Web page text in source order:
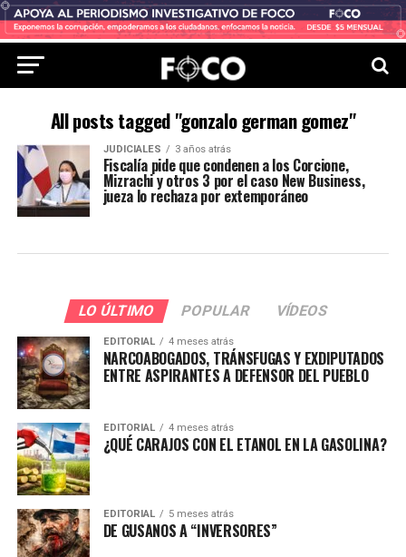
All posts tagged "gonzalo german gomez"
JUDICIALES 3 años atrás
Fiscalía pide que condenen a los Corcione,
Mizrachi y otros 3 por el caso New Business,
jueza lo rechaza por extemporáneo
LO ÚLTIMO POPULAR VÍDEOS
EDITORIAL 4 meses atrás
NARCOABOGADOS, TRÁNSFUGAS Y EXDIPUTADOS
ENTRE ASPIRANTES A DEFENSOR DEL PUEBLO
EDITORIAL 4 meses atrás
¿QUÉ CARAJOS CON EL ETANOL EN LA GASOLINA?
EDITORIAL 5 meses atrás
DE GUSANOS A “INVERSORES”